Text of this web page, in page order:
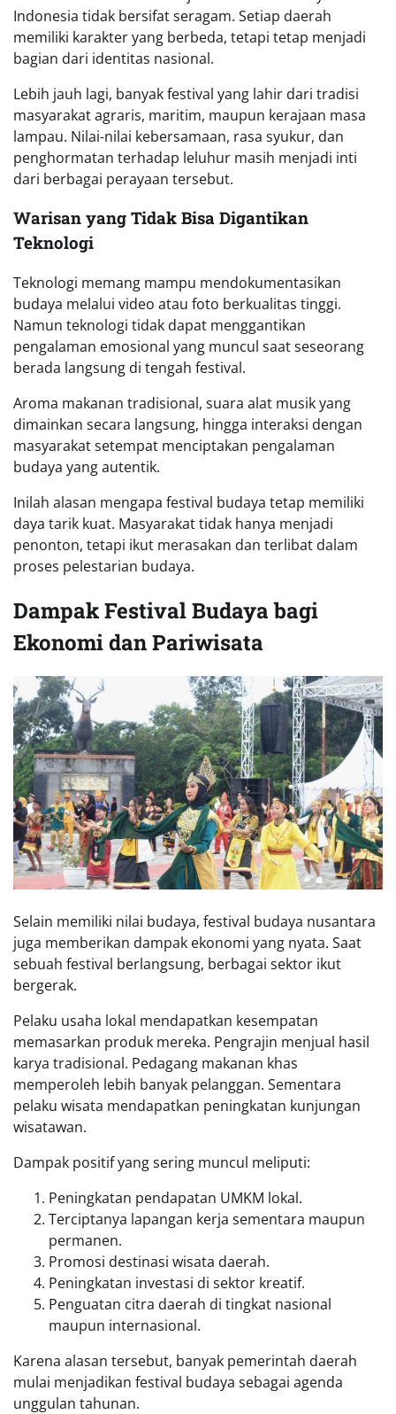
Indonesia tidak bersifat seragam. Setiap daerah
memiliki karakter yang berbeda, tetapi tetap menjadi
bagian dari identitas nasional.
Lebih jauh lagi, banyak festival yang lahir dari tradisi
masyarakat agraris, maritim, maupun kerajaan masa
lampau. Nilai-nilai kebersamaan, rasa syukur, dan
penghormatan terhadap leluhur masih menjadi inti
dari berbagai perayaan tersebut.
Warisan yang Tidak Bisa Digantikan
Teknologi
Teknologi memang mampu mendokumentasikan
budaya melalui video atau foto berkualitas tinggi.
Namun teknologi tidak dapat menggantikan
pengalaman emosional yang muncul saat seseorang
berada langsung di tengah festival.
Aroma makanan tradisional, suara alat musik yang
dimainkan secara langsung, hingga interaksi dengan
masyarakat setempat menciptakan pengalaman
budaya yang autentik.
Inilah alasan mengapa festival budaya tetap memiliki
daya tarik kuat. Masyarakat tidak hanya menjadi
penonton, tetapi ikut merasakan dan terlibat dalam
proses pelestarian budaya.
Dampak Festival Budaya bagi
Ekonomi dan Pariwisata
Selain memiliki nilai budaya, festival budaya nusantara
juga memberikan dampak ekonomi yang nyata. Saat
sebuah festival berlangsung, berbagai sektor ikut
bergerak.
Pelaku usaha lokal mendapatkan kesempatan
memasarkan produk mereka. Pengrajin menjual hasil
karya tradisional. Pedagang makanan khas
memperoleh lebih banyak pelanggan. Sementara
pelaku wisata mendapatkan peningkatan kunjungan
wisatawan.
Dampak positif yang sering muncul meliputi:
Peningkatan pendapatan UMKM lokal.
Terciptanya lapangan kerja sementara maupun
permanen.
Promosi destinasi wisata daerah.
Peningkatan investasi di sektor kreatif.
Penguatan citra daerah di tingkat nasional
maupun internasional.
Karena alasan tersebut, banyak pemerintah daerah
mulai menjadikan festival budaya sebagai agenda
unggulan tahunan.